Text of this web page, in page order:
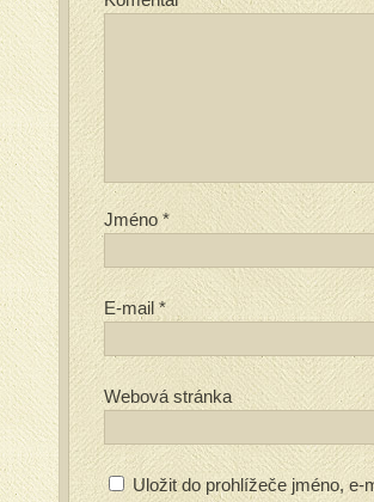
Jméno*
E-mail *
Webová stránka
Uložit do prohlížeče jméno,